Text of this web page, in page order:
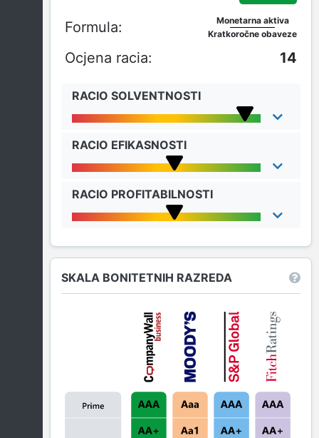
Monetarna aktiva
Kratkoročne obaveze
14
RACIO SOLVENTNOSTI
RACIO EFIKASNOSTI
RACIO PROFITABILNOSTI
SKALA BONITETNIH RAZREDA